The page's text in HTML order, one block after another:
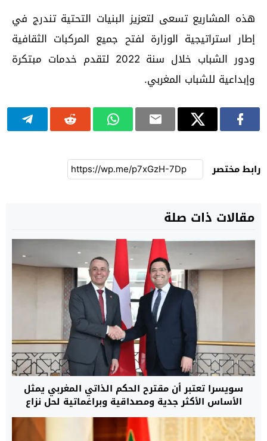
هذه المشاريع تسعى لتعزيز البنيات التحتية تندرج في
إطار استراتيجية الوزارة لفتح جميع المركبات الثقافية
ودور الشباب خلال سنة 2022 لتقدم خدمات مبتكرة
وإبداعية للشباب المغربي.
رابط مختصر
مقالات ذات صلة
سويسرا تعتبر أن مقترح الحكم الذاتي المغربي يمثل
الأساس الأكثر جدية ومصداقية وبراغماتية لحل نزاع
الصحراء